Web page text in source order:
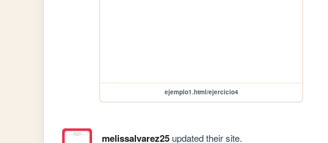
ejemplo1.html/ejercicio4
melissalvarez25updated their site.